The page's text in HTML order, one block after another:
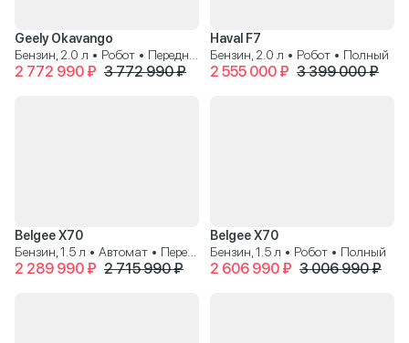
Geely Okavango
2 772 990 ₽ 3 772 990 ₽
Haval F7
Бензин, 2.0 л • Робот • Полный
2 555 000 ₽ 3 399 000 ₽
Belgee X70
2 289 990 ₽ 2 715 990 ₽
Belgee X70
Бензин, 1.5 л • Робот • Полный
2 606 990 ₽ 3 006 990 ₽